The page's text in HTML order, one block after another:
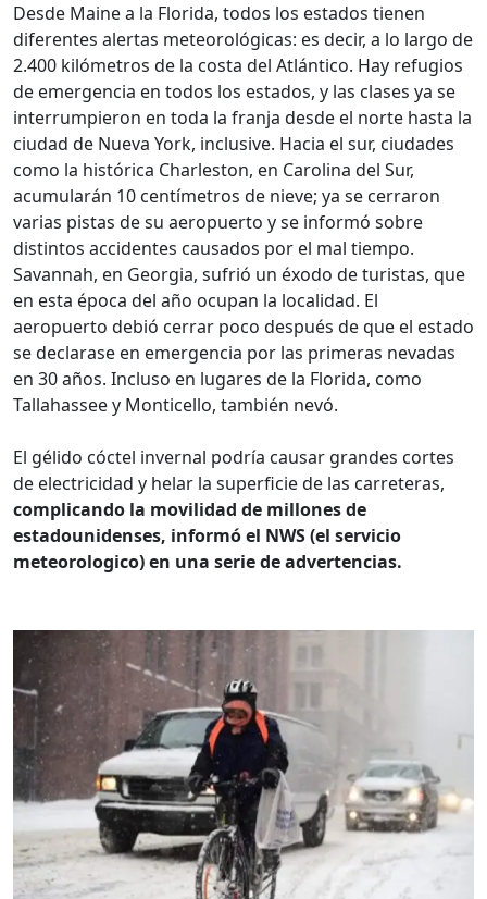
Desde Maine a la Florida, todos los estados tienen
diferentes alertas meteorológicas: es decir, a lo largo de
2.400 kilómetros de la costa del Atlántico. Hay refugios
de emergencia en todos los estados, y las clases ya se
interrumpieron en toda la franja desde el norte hasta la
ciudad de Nueva York, inclusive. Hacia el sur, ciudades
como la histórica Charleston, en Carolina del Sur,
acumularán 10 centímetros de nieve; ya se cerraron
varias pistas de su aeropuerto y se informó sobre
distintos accidentes causados por el mal tiempo.
Savannah, en Georgia, sufrió un éxodo de turistas, que
en esta época del año ocupan la localidad. El
aeropuerto debió cerrar poco después de que el estado
se declarase en emergencia por las primeras nevadas
en 30 años. Incluso en lugares de la Florida, como
Tallahassee y Monticello, también nevó.
El gélido cóctel invernal podría causar grandes cortes
de electricidad y helar la superficie de las carreteras,
complicando la movilidad de millones de
estadounidenses, informó el NWS (el servicio
meteorologico) en una serie de advertencias.